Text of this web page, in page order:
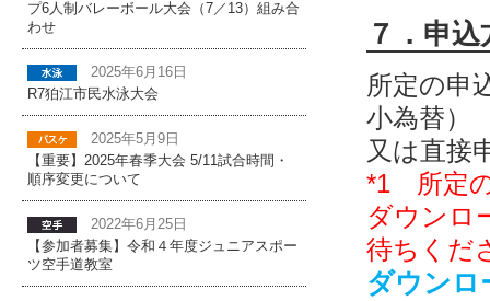
７．申込
所定の申
小為替）
又は直接
*1 所定
ダウンロ
待ちくだ
ダウンロ
プ6人制バレーボール大会（7／13）組み合
わせ
2025年6月16日
R7狛江市民水泳大会
2025年5月9日
【重要】2025年春季大会 5/11試合時間・
順序変更について
2022年6月25日
【参加者募集】令和４年度ジュニアスポー
ツ空手道教室